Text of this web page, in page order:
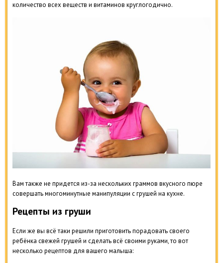
количество всех веществ и витаминов круглогодично.
Вам также не придется из-за нескольких граммов вкусного пюре
совершать многоминутные манипуляции с грушей на кухне.
Рецепты из груши
Если же вы всё таки решили приготовить порадовать своего
ребёнка свежей грушей и сделать всё своими руками, то вот
несколько рецептов для вашего малыша: